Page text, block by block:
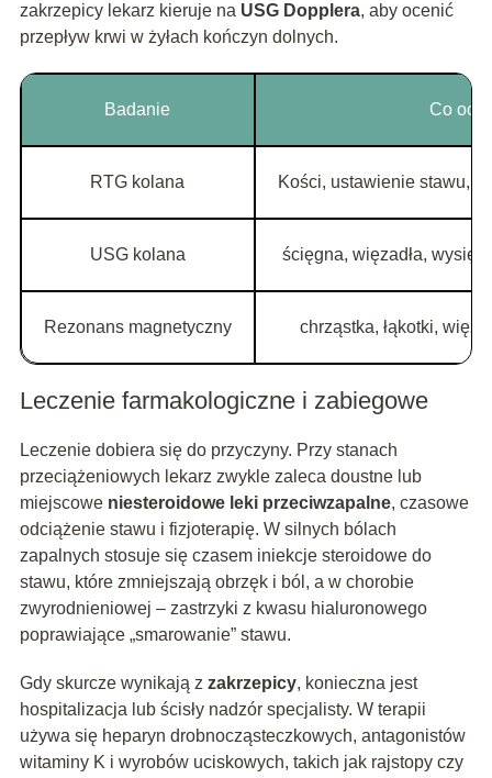
zakrzepicy lekarz kieruje na USG Dopplera, aby ocenić
przepływ krwi w żyłach kończyn dolnych.
Badanie Co
RTG kolana Kości, ustawienie stawu,
USG kolana ścięgna, więzadła,
Rezonans magnetyczny chrząstka, łąkotki,
Leczenie farmakologiczne i zabiegowe
Leczenie dobiera się do przyczyny. Przy stanach
przeciążeniowych lekarz zwykle zaleca doustne lub
miejscowe niesteroidowe leki przeciwzapalne, czasowe
odciążenie stawu i fizjoterapię. W silnych bólach
zapalnych stosuje się czasem iniekcje steroidowe do
stawu, które zmniejszają obrzęk i ból, a w chorobie
zwyrodnieniowej – zastrzyki z kwasu hialuronowego
poprawiające „smarowanie” stawu.
Gdy skurcze wynikają z zakrzepicy, konieczna jest
hospitalizacja lub ścisły nadzór specjalisty. W terapii
używa się heparyn drobnocząsteczkowych, antagonistów
witaminy K i wyrobów uciskowych, takich jak rajstopy czy